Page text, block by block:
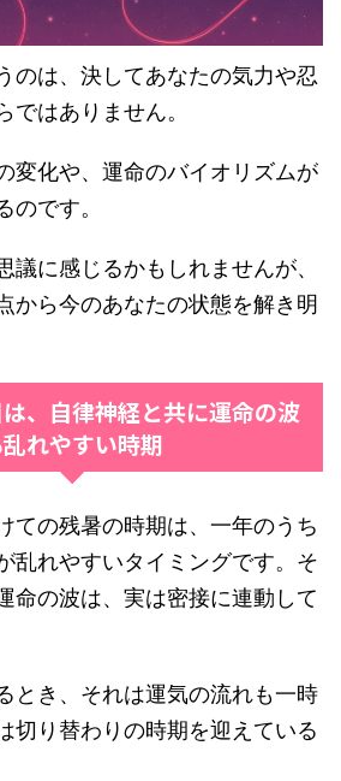
のは、決してあなたの気力や忍
ではありません。
変化や、運命のバイオリズムが
のです。
議に感じるかもしれませんが、
から今のあなたの状態を解き明
、自律神経と共に運命の波
れやすい時期
ての残暑の時期は、一年のうち
乱れやすいタイミングです。そ
命の波は、実は密接に連動して
とき、それは運気の流れも一時
切り替わりの時期を迎えている